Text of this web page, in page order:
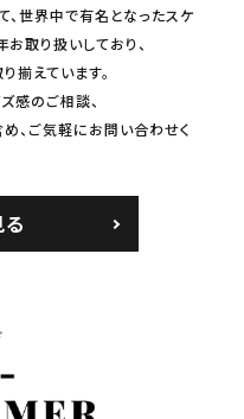
世界中で有名となったスケ
取り扱いしており、
揃えています。
感のご相談、
、ご気軽にお問い合わせく
る